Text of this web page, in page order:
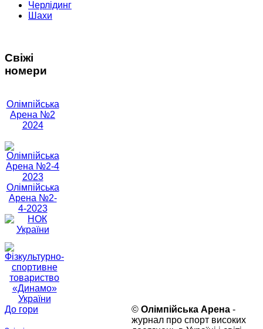
Черлідинг
Шахи
Свіжі
номери
Олімпійська
Арена №2
2024
Олімпійська
Арена №2-
4-2023
До гори © Олімпійська Арена -
журнал про спорт високих